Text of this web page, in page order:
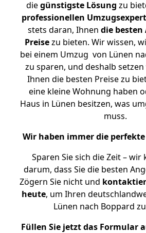
diegünstigste Lösung zu
professionellen
stets daran, Ihnen die besten
Preisezu bieten. Wir wissen,
bei einem Umzug von Lünen
zu sparen, und deshalb
Ihnen die besten Preise zu
eine kleine Wohnung haben
Haus in Lünen besitzen, was
muss.
Wir haben immer die
Sparen Sie sich die Zeit –
darum, dass Sie die besten
Zögern Sie nicht und
heute, um Ihren
Lünen nach Boppard
Füllen Sie jetzt das Formular